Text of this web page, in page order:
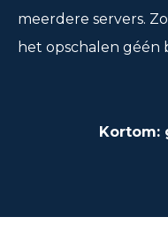
meerdere servers.
het opschalen géén
Kortom: